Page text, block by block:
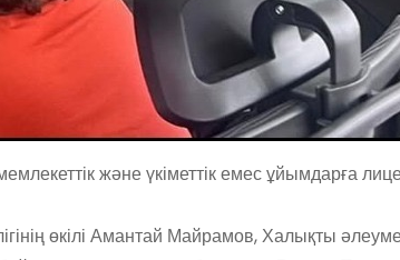
және үкіметтік емес ұйымдарға
өкілі Амантай Майрамов, Халықты